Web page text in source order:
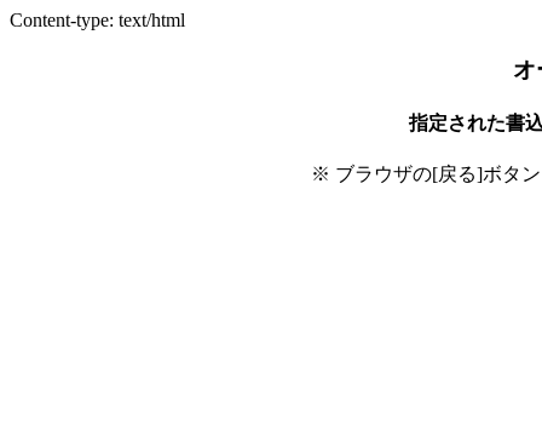
Content-type: text/html
オ
指定された書
※ ブラウザの[戻る]ボタ